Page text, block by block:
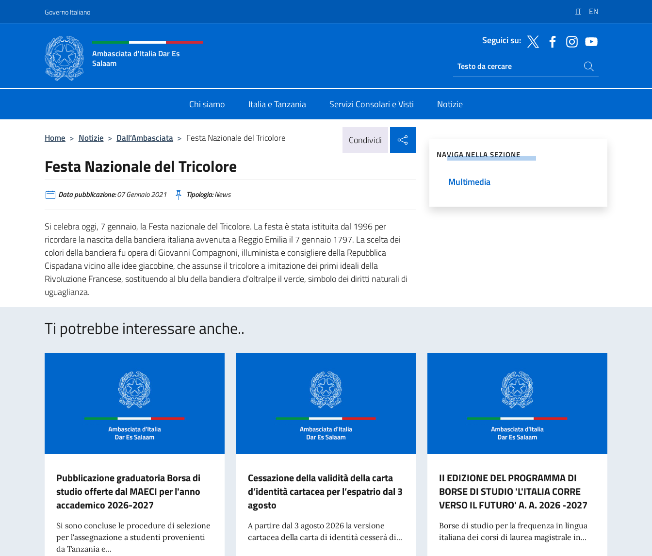
Governo Italiano IT EN
Intestazione sito, social e menù
Ambasciata d'Italia Dar Es
Salaam
Seguici su:
Ricerca sito live
Cerca nel sito
Chi siamo Italia e Tanzania Servizi Consolari e Visti Notizie
Home > Notizie > Dall’Ambasciata > Festa Nazionale del Tricolore Condividi
Festa Nazionale del Tricolore
Data pubblicazione:07 Gennaio 2021 Tipologia:News
Si celebra oggi, 7 gennaio, la Festa nazionale del Tricolore. La festa è stata istituita dal 1996 per
ricordare la nascita della bandiera italiana avvenuta a Reggio Emilia il 7 gennaio 1797. La scelta dei
colori della bandiera fu opera di Giovanni Compagnoni, illuminista e consigliere della Repubblica
Cispadana vicino alle idee giacobine, che assunse il tricolore a imitazione dei primi ideali della
Rivoluzione Francese, sostituendo al blu della bandiera d’oltralpe il verde, simbolo dei diritti naturali di
uguaglianza.
NAVIGA NELLA SEZIONE
Multimedia
Ti potrebbe interessare anche..
Pubblicazione graduatoria Borsa di
studio offerte dal MAECI per l'anno
accademico 2026-2027
Si sono concluse le procedure di selezione
per l'assegnazione a studenti provenienti
da Tanzania e...
Cessazione della validità della carta
d’identità cartacea per l’espatrio dal 3
agosto
A partire dal 3 agosto 2026 la versione
cartacea della carta di identità cesserà di...
II EDIZIONE DEL PROGRAMMA DI
BORSE DI STUDIO 'L'ITALIA CORRE
VERSO IL FUTURO' A. A. 2026 -2027
Borse di studio per la frequenza in lingua
italiana dei corsi di laurea magistrale in...